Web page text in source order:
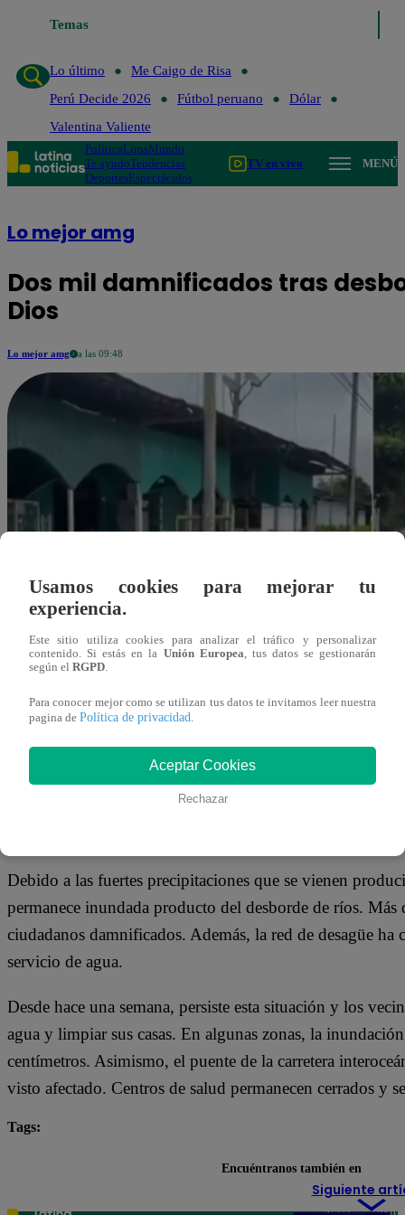
Temas
Lo último
Me Caigo de Risa
Perú Decide 2026
Fútbol peruano
Dólar
Valentina Valiente
PolíticaLimaMundo
Te ayudoTendencias
DeportesEspectáculos
TV en vivo MENÚ
Lo mejor amg
Dos mil damnificados tras
Dios
Lo mejor amg a las 09:48
Liesly Martinez Laura
Debido a las fuertes precipitaciones que se vienen
permanece inundada producto del desborde de ríos.
ciudadanos damnificados. Además, la red de desagüe
servicio de agua.
Desde hace una semana, persiste esta situación y los
agua y limpiar sus casas. En algunas zonas, la
centímetros. Asimismo, el puente de la carretera
visto afectado. Centros de salud permanecen cerrados y
Tags:
Siguiente
Usamos cookies para mejorar tu
experiencia.
Este sitio utiliza cookies para analizar el tráfico y personalizar
contenido. Si estás en la Unión Europea, tus datos se gestionarán
según el RGPD.
Para conocer mejor como se utilizan tus datos te invitamos leer nuestra
pagina de Política de privacidad.
Aceptar Cookies
Rechazar
Encuéntranos también en